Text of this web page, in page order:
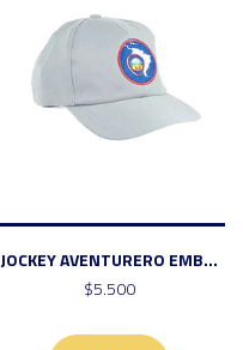
JOCKEY AVENTURERO EMB...
$5.500